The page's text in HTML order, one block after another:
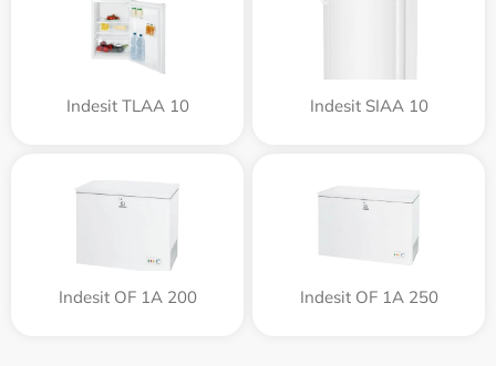
Indesit TLAA 10 Indesit SIAA 10
Indesit OF 1A 200 Indesit OF 1A 250